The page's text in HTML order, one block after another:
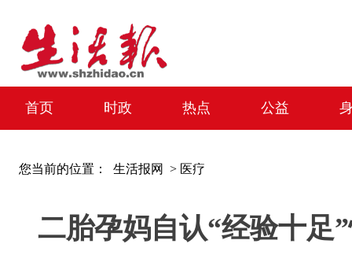
首页 时政 热点 公益
您当前的位置： 生活报网 > 医疗
二胎孕妈自认“经验十足